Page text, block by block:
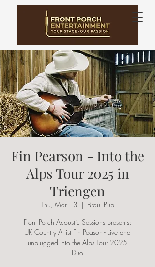
Fin Pearson - Into the
Alps Tour 2025 in
Triengen
Thu, Mar 13
  |
Braui Pub
Front Porch Acoustic Sessions presents:
UK Country Artist Fin Peason - Live and
unplugged Into the Alps Tour 2025
Duo